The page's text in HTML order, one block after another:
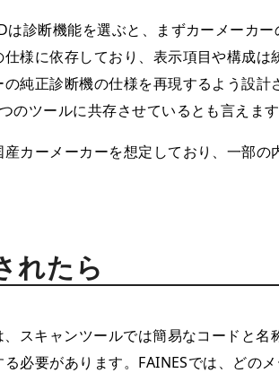
診断機能を選ぶと、まずカーメーカ
様に依存しており、表示項目や構成
純正診断機の仕様を再現するよう設
のツールに共存させているとも言えます
カーメーカーを想定しており、一部の
れたら
スキャンツールでは簡易なコードと名
必要があります。FAINESでは、どの